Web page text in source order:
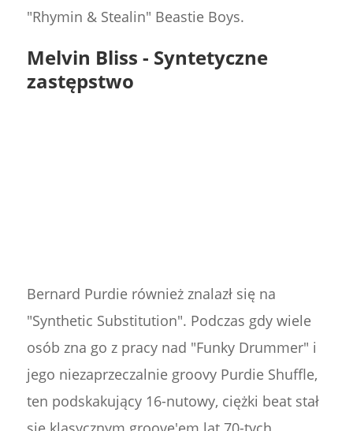
"Rhymin & Stealin" Beastie Boys.
Melvin Bliss - Syntetyczne
zastępstwo
Bernard Purdie również znalazł się na
"Synthetic Substitution". Podczas gdy wiele
osób zna go z pracy nad "Funky Drummer" i
jego niezaprzeczalnie groovy Purdie Shuffle,
ten podskakujący 16-nutowy, ciężki beat stał